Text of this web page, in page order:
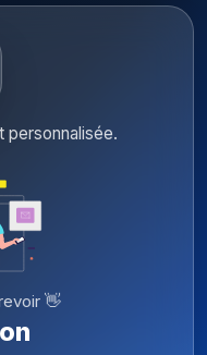
personnalisée.
👋